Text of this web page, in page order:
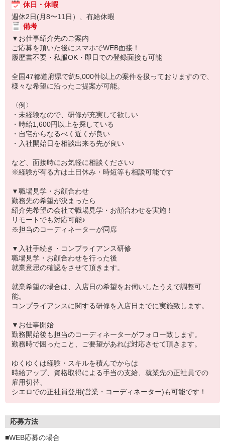
休日・休暇
週休2日(月8〜11日）、有給休暇
備考
▼お仕事紹介先のご案内
ご応募を頂いた後にスマホでWEB面接！
履歴書不要・私服OK・即日での登録面接も可能
全国47都道府県で約5,000件以上の案件を扱っておりますので、
様々な希望に沿ったご提案が可能。
〈例〉
・未経験なので、研修が充実して欲しい
・時給1,600円以上を探している
・自宅からなるべく近くが良い
・入社開始日を相談出来る先が良い
など、面接時にお気軽に相談ください♪
※経験が有る方は土日休み・時短等も相談可能です
▼職場見学・お顔合わせ
勤務先の希望が決まったら
紹介先希望の会社で職場見学・お顔合わせを実施！
リモートでも対応可能♪
※担当のコーディネーターが同席
▼入社手続き・コンプライアンス研修
職場見学・お顔合わせを行った後
就業意思の確認をさせて頂きます。
就業希望の場合は、入店日の希望をお伺いしたうえで調整可
能。
コンプライアンスに関する研修を入店日までに実施致します。
▼お仕事開始
勤務開始後も担当のコーディネーターがフォロー致します。
勤務時で困ったこと、ご要望があれば対応させて頂きます。
ゆくゆくは経験・スキルを積んでからは
時給アップ、資格取得による手当の支給、就業先の正社員での
雇用切替、
シエロでの正社員登用(営業・コーディネーター)も可能です！
応募方法
■WEB応募の場合